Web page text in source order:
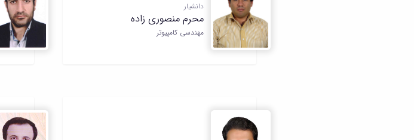
دانشیار
محرم منصوری زاده
مهندسی کامپیوتر